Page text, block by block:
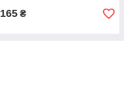
165 ₴